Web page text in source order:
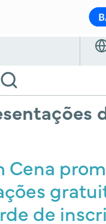
Cena
de